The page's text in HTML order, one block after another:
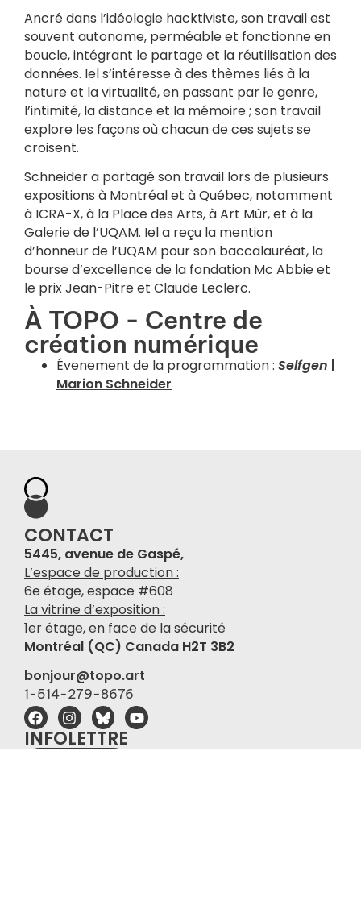
Ancré dans l’idéologie hacktiviste, son travail est
souvent autonome, perméable et fonctionne en
boucle, intégrant le partage et la réutilisation des
données. Iel s’intéresse à des thèmes liés à la
nature et la virtualité, en passant par le genre,
l’intimité, la distance et la mémoire ; son travail
explore les façons où chacun de ces sujets se
croisent.
Schneider a partagé son travail lors de plusieurs
expositions à Montréal et à Québec, notamment
à ICRA-X, à la Place des Arts, à Art Mûr, et à la
Galerie de l’UQAM. Iel a reçu la mention
d’honneur de l’UQAM pour son baccalauréat, la
bourse d’excellence de la fondation Mc Abbie et
le prix Jean-Pitre et Claude Leclerc.
À TOPO - Centre de
création numérique
Évenement de la programmation : Selfgen |
Marion Schneider
CONTACT
5445, avenue de Gaspé,
L’espace de production :
6e étage, espace #608
La vitrine d’exposition :
1er étage, en face de la sécurité
Montréal (QC) Canada H2T 3B2
bonjour@topo.art
1-514-279-8676
INFOLETTRE